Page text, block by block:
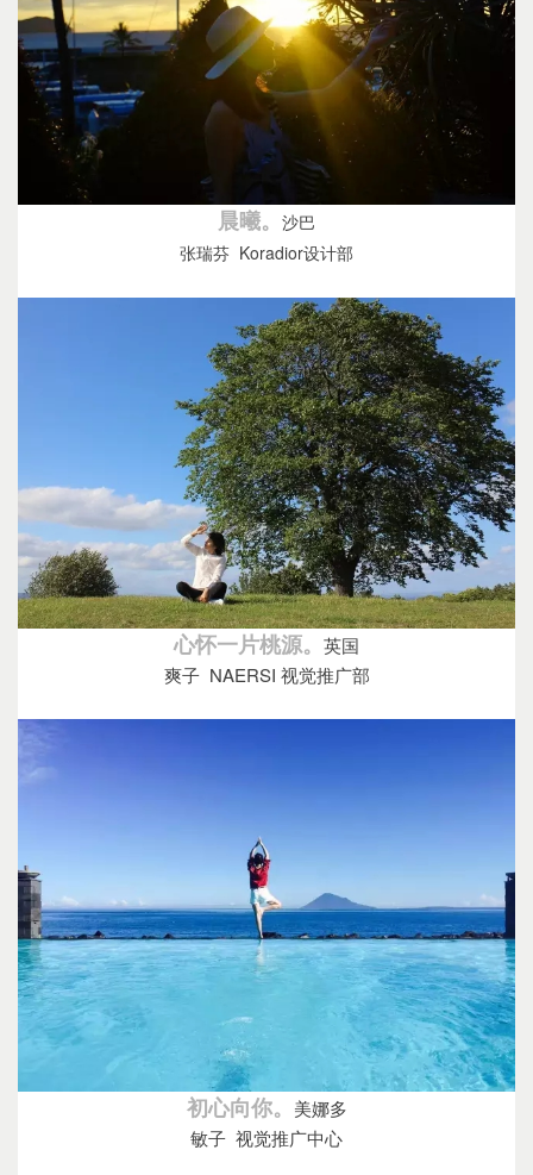
晨曦。 沙巴
张瑞芬 Koradior设计部
心怀一片桃源。 英国
爽子NAERSI 视觉推广部
初心向你。 美娜多
敏子 视觉推广中心